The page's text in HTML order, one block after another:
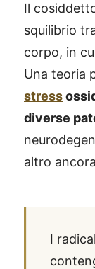
Il
squilibrio
corpo, in
Una teoria
stress
diverse
altro
I